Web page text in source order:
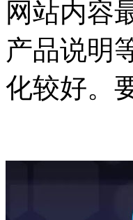
网站内容
产品说明
化较好。